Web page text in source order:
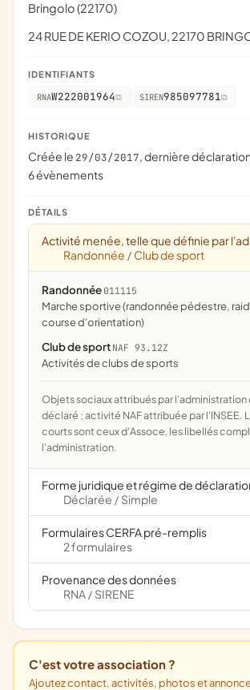
Bringolo (22170)
24 RUE DE KERIO COZOU, 22170
IDENTIFIANTS
RNAW222001964 SIREN985097781
HISTORIQUE
Créée le 29/03/2017, dernière
6 évènements
DÉTAILS
Activité menée, telle que définie par
Randonnée / Club de sport
Randonnée 011115
Marche sportive (randonnée pédestre, raid, trekking,
course d'orientation)
Club de sport NAF 93.12Z
Activités de clubs de sports
Objets sociaux attribués par l'administration d'après l'objet
déclaré ; activité NAF attribuée par l'INSEE.
courts sont ceux d'Assoce, les libellés
l'administration.
Forme juridique et régime de
Déclarée / Simple
Formulaires CERFA pré-remplis
2 formulaires
Provenance des données
RNA / SIRENE
C'est votre association ?
Ajoutez contact, activités, photos et annonces. Gratuit, en 5